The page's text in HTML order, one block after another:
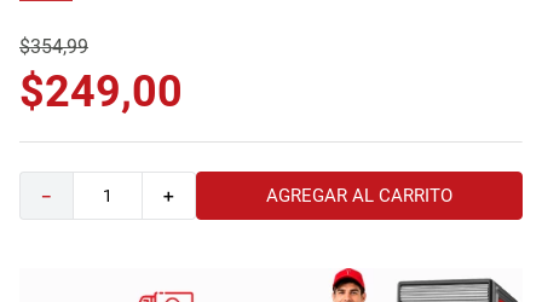
$354,99
$249,00
＋
－ AGREGAR AL CARRITO
10
sofa